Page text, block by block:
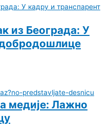
из Београда: У
медије: Лажно